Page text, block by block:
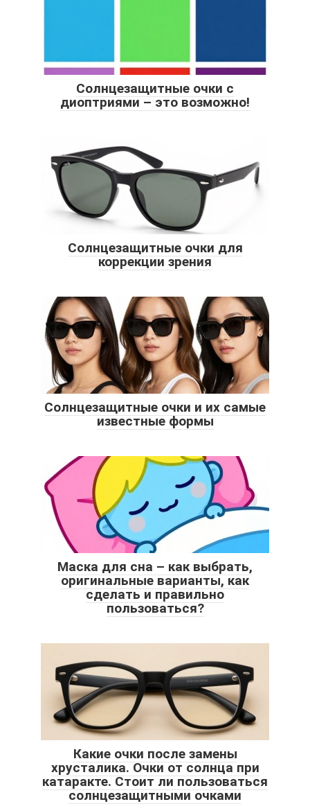
Солнцезащитные очки с
диоптриями – это возможно!
Солнцезащитные очки для
коррекции зрения
Солнцезащитные очки и их самые
известные формы
Маска для сна – как выбрать,
оригинальные варианты, как
сделать и правильно
пользоваться?
Какие очки после замены
хрусталика. Очки от солнца при
катаракте. Стоит ли пользоваться
солнцезащитными очками